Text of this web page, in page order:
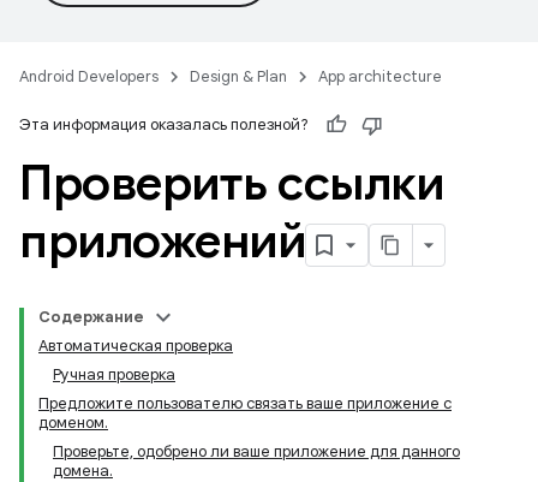
Android Developers Design & Plan App architecture
Эта информация оказалась полезной?
Проверить ссылки
приложений
Содержание
Автоматическая проверка
Ручная проверка
Предложите пользователю связать ваше приложение с
доменом.
Проверьте, одобрено ли ваше приложение для данного
домена.